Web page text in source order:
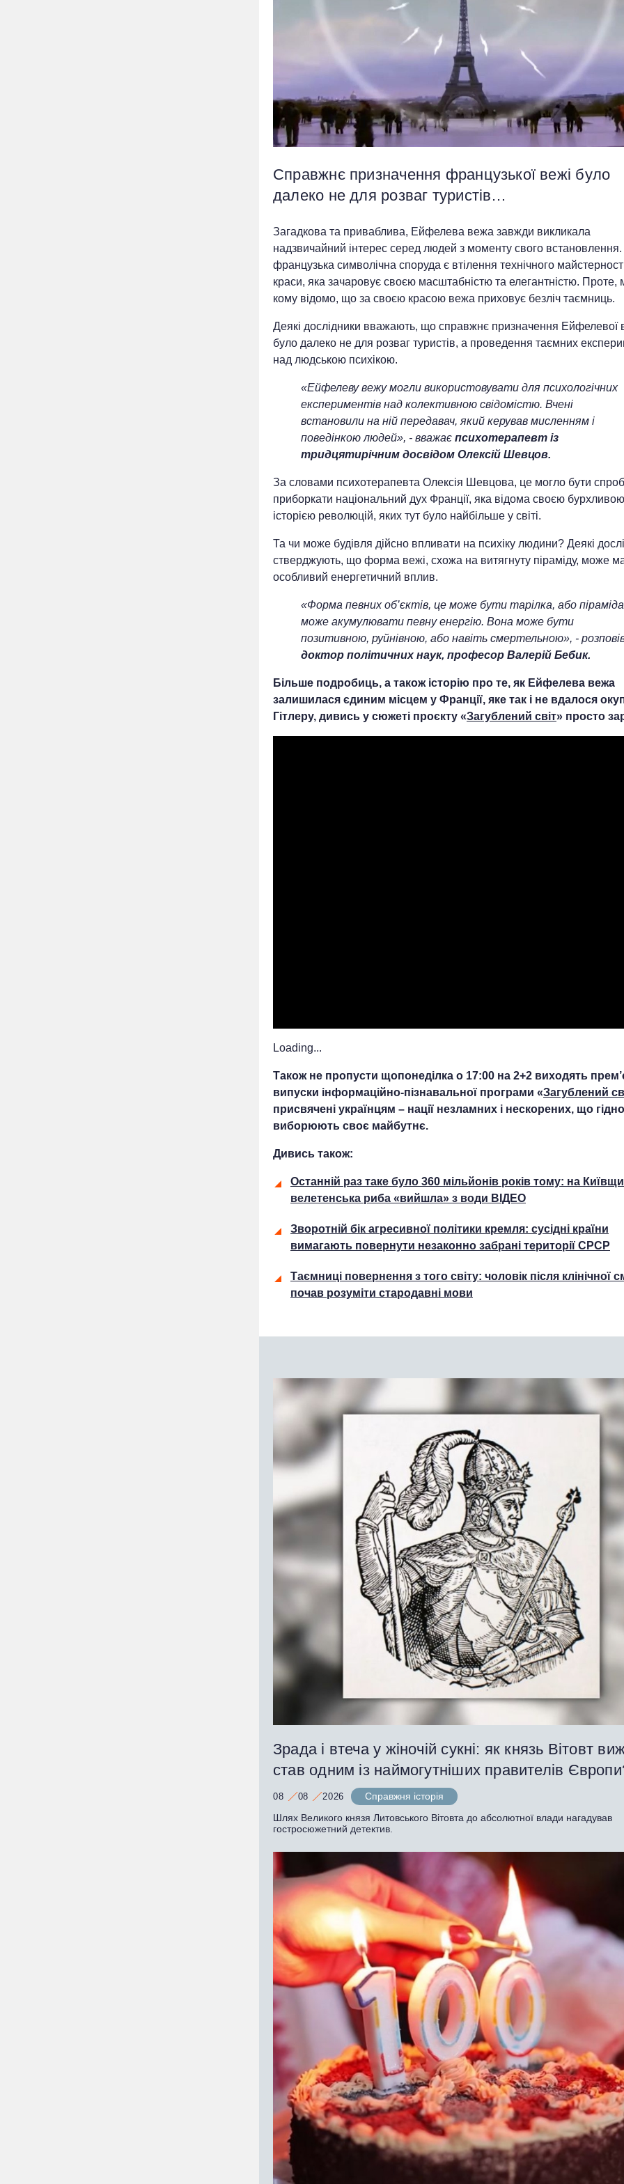
Справжнє призначення французької вежі було
далеко не для розваг туристів…
Загадкова та приваблива, Ейфелева вежа завжди викликала
надзвичайний інтерес серед людей з моменту свого
французька символічна споруда є втілення технічного
краси, яка зачаровує своєю масштабністю та елегантністю. Проте,
кому відомо, що за своєю красою вежа приховує безліч таємниць.
Деякі дослідники вважають, що справжнє призначення Ейфелевої
було далеко не для розваг туристів, а проведення таємних
над людською психікою.
«Ейфелеву вежу могли використовувати для психологічних
експериментів над колективною свідомістю. Вчені
встановили на ній передавач, який керував мисленням і
поведінкою людей», - вважає психотерапевт із
тридцятирічним досвідом Олексій Шевцов.
За словами психотерапевта Олексія Шевцова, це могло бути
приборкати національний дух Франції, яка відома своєю бурхливою
історією революцій, яких тут було найбільше у світі.
Та чи може будівля дійсно впливати на психіку людини? Деякі
стверджують, що форма вежі, схожа на витягнуту піраміду, може
особливий енергетичний вплив.
«Форма певних об’єктів, це може бути тарілка, або
може акумулювати певну енергію. Вона може бути
позитивною, руйнівною, або навіть смертельною», -
доктор політичних наук, професор Валерій Бебик.
Більше подробиць, а також історію про те, як Ейфелева вежа
залишилася єдиним місцем у Франції, яке так і не вдалося
Гітлеру, дивись у сюжеті проєкту «Загублений світ» просто
Loading...
Також не пропусти щопонеділка о 17:00 на 2+2 виходять
випуски інформаційно-пізнавальної програми «Загублений
присвячені українцям – нації незламних і нескорених, що гідно
виборюють своє майбутнє.
Дивись також:
Останній раз таке було 360 мільйонів років тому: на
велетенська риба «вийшла» з води ВІДЕО
Зворотній бік агресивної політики кремля: сусідні країни
вимагають повернути незаконно забрані території СРСР
Таємниці повернення з того світу: чоловік після клінічної
почав розуміти стародавні мови
Зрада і втеча у жіночій сукні: як князь Вітовт
став одним із наймогутніших правителів
08 08 2026
Справжня історія
Шлях Великого князя Литовського Вітовта до абсолютної влади нагадував
гостросюжетний детектив.